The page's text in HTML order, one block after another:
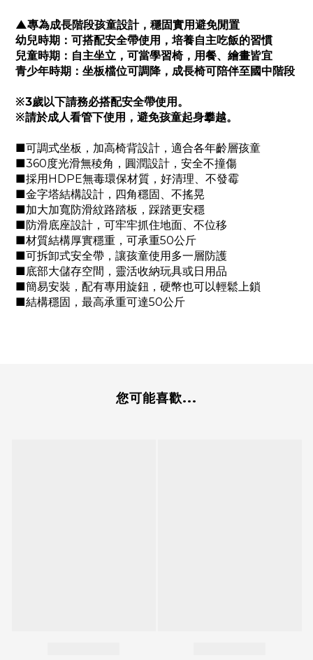
▲專為成長階段孩童設計，穩固實用避免閒置
幼兒時期：可搭配安全帶使用，培養自主吃飯的習慣
兒童時期：自主坐立，可當學習椅，用餐、繪畫皆宜
青少年時期：坐板檔位可調降，成長椅可陪伴至國中階段
※3歲以下請務必搭配安全帶使用。
※請於成人看管下使用，避免孩童起身攀越。
■可調式坐板，加高椅背設計，適合各年齡層孩童
■360度光滑無稜角，圓潤設計，安全不撞傷
■採用HDPE無毒環保材質，好清理、不發霉
■金字塔結構設計，四角穩固、不搖晃
■加大加寬防滑紋路踏板，踩踏更安穩
■防滑底座設計，可牢牢抓住地面、不位移
■材質結構厚實穩重，可承重50公斤
■可拆卸式安全帶，讓孩童使用多一層防護
■底部大儲存空間，靈活收納玩具或日用品
■簡易安裝，配有專用旋鈕，硬幣也可以輕鬆上鎖
■結構穩固，最高承重可達50公斤
您可能喜歡...